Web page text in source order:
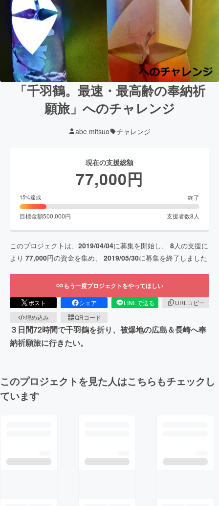
「千羽鶴。最速・最高齢の奉納祈
願旅」へのチャレンジ
abe mitsuo チャレンジ
現在の支援総額
77,000円
15%達成 終了
目標金額500,000円 支援者数8 人
このプロジェクトは、 2019/04/04に募集を開始し、 8人の支援に
より 77,000円の資金を集め、 2019/05/30に募集を終了しました
もう一度プロジェクトをやってほしい
ポスト シェア LINEで送る
URLコピー
埋め込み
QRコード
３日間72時間で千羽鶴を折り、被爆地の広島＆長崎へ奉
納祈願旅に行きたい。
このプロジェクトを見た人はこちらもチェックし
ています